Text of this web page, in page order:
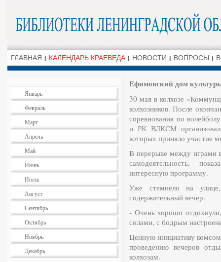
ГЛАВНАЯ КАЛЕНДАРЬ КРАЕВЕДА НОВОСТИ ВОПРОСЫ
Январь
Февраль
Март
Апрель
Май
Июнь
Июль
Август
Сентябрь
Октябрь
Ноябрь
Декабрь
Ефимовский дом
30 мая в колхозе
колхозников. После
соревнования по
и РК ВЛКСМ
которых приняло участие
В перерыве между играми
самодеятельность,
интересную программу.
Уже стемнело на
содержательный вечер.
- Очень хорошо
силами, с бодрым
Ценную инициативу
проведению вечеров
колхозам.